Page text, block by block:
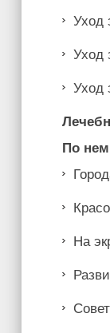
Уход
Уход
Уход
По
На